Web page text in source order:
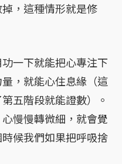
，這種情形就是修
一下就能把心專注下
，就能心住息緣（這
五階段就能證數）。
慢慢轉微細，就會覺
候我們如果把呼吸捨